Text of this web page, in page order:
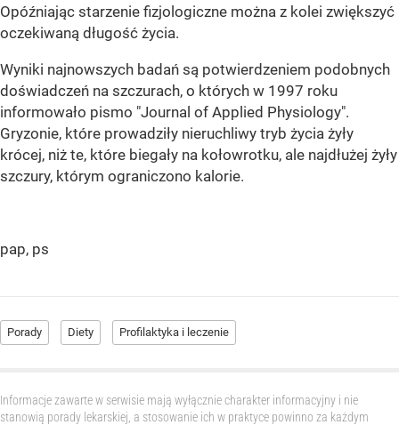
Opóźniając starzenie fizjologiczne można z kolei zwiększyć
oczekiwaną długość życia.
Wyniki najnowszych badań są potwierdzeniem podobnych
doświadczeń na szczurach, o których w 1997 roku
informowało pismo "Journal of Applied Physiology".
Gryzonie, które prowadziły nieruchliwy tryb życia żyły
krócej, niż te, które biegały na kołowrotku, ale najdłużej żyły
szczury, którym ograniczono kalorie.
pap, ps
Porady Diety Profilaktyka i leczenie
Informacje zawarte w serwisie mają wyłącznie charakter informacyjny i nie
stanowią porady lekarskiej, a stosowanie ich w praktyce powinno za każdym